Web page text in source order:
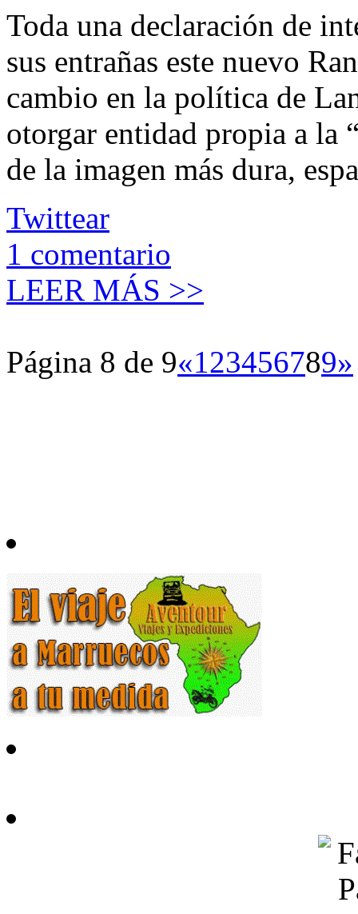
Toda una declaración de
sus entrañas este nuevo
cambio en la política de
otorgar entidad propia a la
de la imagen más dura,
Twittear
1 comentario
LEER MÁS >>
Página 8 de 9«123456789»